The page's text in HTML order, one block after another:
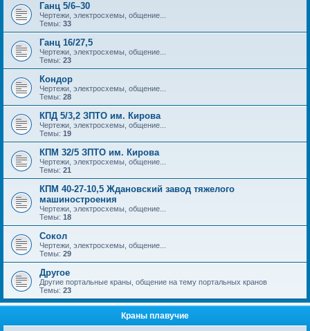
Ганц 5/6–30
Чертежи, электросхемы, общение...
Темы: 33
Ганц 16/27,5
Чертежи, электросхемы, общение...
Темы: 23
Кондор
Чертежи, электросхемы, общение...
Темы: 28
КПД 5/3,2 ЗПТО им. Кирова
Чертежи, электросхемы, общение...
Темы: 19
КПМ 32/5 ЗПТО им. Кирова
Чертежи, электросхемы, общение...
Темы: 21
КПМ 40-27-10,5 Ждановский завод тяжелого
машиностроения
Чертежи, электросхемы, общение...
Темы: 18
Сокол
Чертежи, электросхемы, общение...
Темы: 29
Другое
Другие портальные краны, общение на тему портальных кранов
Темы: 23
Краны плавучие